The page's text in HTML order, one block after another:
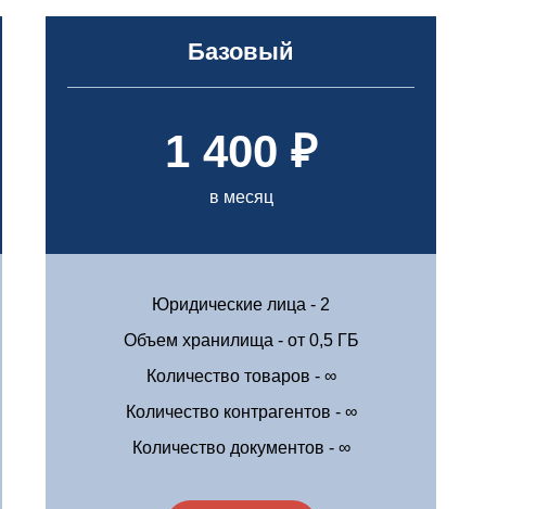
Базовый
1 400 ₽
в месяц
Юридические лица - 2
Объем хранилища - от 0,5 ГБ
Количество товаров - ∞
Количество контрагентов - ∞
Количество документов - ∞